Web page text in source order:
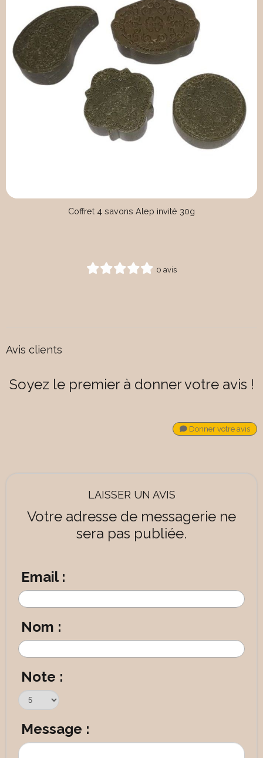
Coffret 4 savons Alep invité 30g
0 avis
Avis clients
Soyez le premier à donner votre avis !
Donner votre avis
LAISSER UN AVIS
Votre adresse de messagerie ne
sera pas publiée.
Email :
Nom :
Note :
Message :